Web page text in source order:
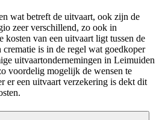
wat betreft de uitvaart, ook zijn de
zeer verschillend, zo ook in
kosten van een uitvaart ligt tussen de
is in de regel wat goedkoper
uitvaartondernemingen in Leimuiden
voordelig mogelijk de wensen te
er een uitvaart verzekering is dekt dit